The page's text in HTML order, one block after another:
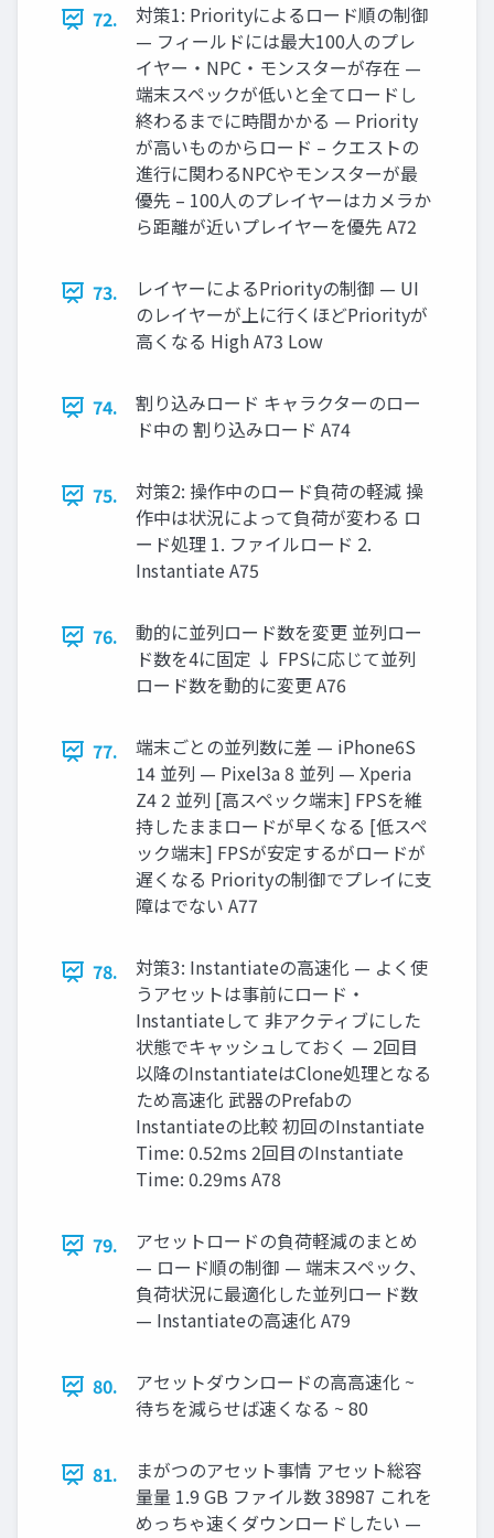
72.
対策1: Priorityによるロード順の制御
— フィールドには最大100人のプレ
イヤー・NPC・モンスターが存在 —
端末スペックが低いと全てロードし
終わるまでに時間かかる — Priority
が高いものからロード – クエストの
進行に関わるNPCやモンスターが最
優先 – 100人のプレイヤーはカメラか
ら距離が近いプレイヤーを優先 A72
73.
レイヤーによるPriorityの制御 — UI
のレイヤーが上に行くほどPriorityが
高くなる High A73 Low
74.
割り込みロード キャラクターのロー
ド中の 割り込みロード A74
75.
対策2: 操作中のロード負荷の軽減 操
作中は状況によって負荷が変わる ロ
ード処理 1. ファイルロード 2.
Instantiate A75
76.
動的に並列ロード数を変更 並列ロー
ド数を4に固定 ↓ FPSに応じて並列
ロード数を動的に変更 A76
77.
端末ごとの並列数に差 — iPhone6S
14 並列 — Pixel3a 8 並列 — Xperia
Z4 2 並列 [高スペック端末] FPSを維
持したままロードが早くなる [低スペ
ック端末] FPSが安定するがロードが
遅くなる Priorityの制御でプレイに支
障はでない A77
78.
対策3: Instantiateの高速化 — よく使
うアセットは事前にロード・
Instantiateして 非アクティブにした
状態でキャッシュしておく — 2回目
以降のInstantiateはClone処理となる
ため高速化 武器のPrefabの
Instantiateの比較 初回のInstantiate
Time: 0.52ms 2回目のInstantiate
Time: 0.29ms A78
79.
アセットロードの負荷軽減のまとめ
— ロード順の制御 — 端末スペック、
負荷状況に最適化した並列ロード数
— Instantiateの高速化 A79
80.
アセットダウンロードの⾼高速化 ~
待ちを減らせば速くなる ~ 80
81.
まがつのアセット事情 アセット総容
量量 1.9 GB ファイル数 38987 これを
めっちゃ速くダウンロードしたい —